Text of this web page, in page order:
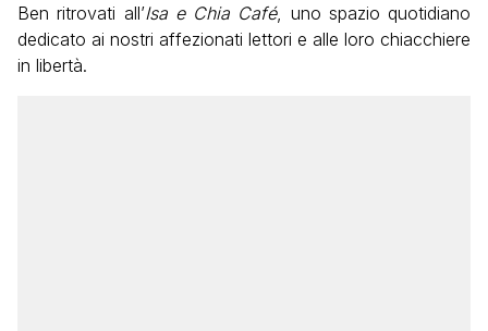
Ben ritrovati all’Isa e Chia Café, uno spazio quotidiano
dedicato ai nostri affezionati lettori e alle loro chiacchiere
in libertà.